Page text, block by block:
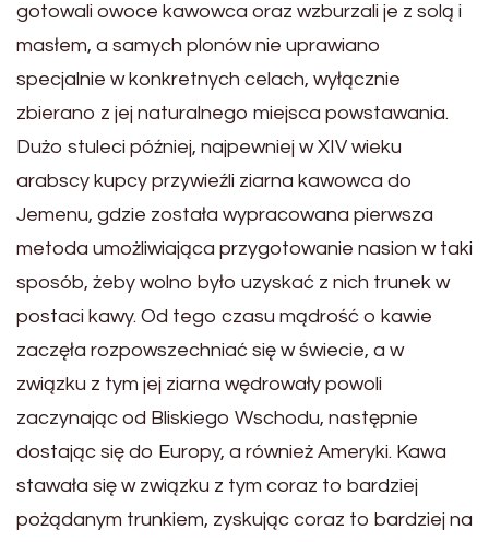
gotowali owoce kawowca oraz wzburzali je z solą i
masłem, a samych plonów nie uprawiano
specjalnie w konkretnych celach, wyłącznie
zbierano z jej naturalnego miejsca powstawania.
Dużo stuleci później, najpewniej w XIV wieku
arabscy kupcy przywieźli ziarna kawowca do
Jemenu, gdzie została wypracowana pierwsza
metoda umożliwiająca przygotowanie nasion w taki
sposób, żeby wolno było uzyskać z nich trunek w
postaci kawy. Od tego czasu mądrość o kawie
zaczęła rozpowszechniać się w świecie, a w
związku z tym jej ziarna wędrowały powoli
zaczynając od Bliskiego Wschodu, następnie
dostając się do Europy, a również Ameryki. Kawa
stawała się w związku z tym coraz to bardziej
pożądanym trunkiem, zyskując coraz to bardziej na